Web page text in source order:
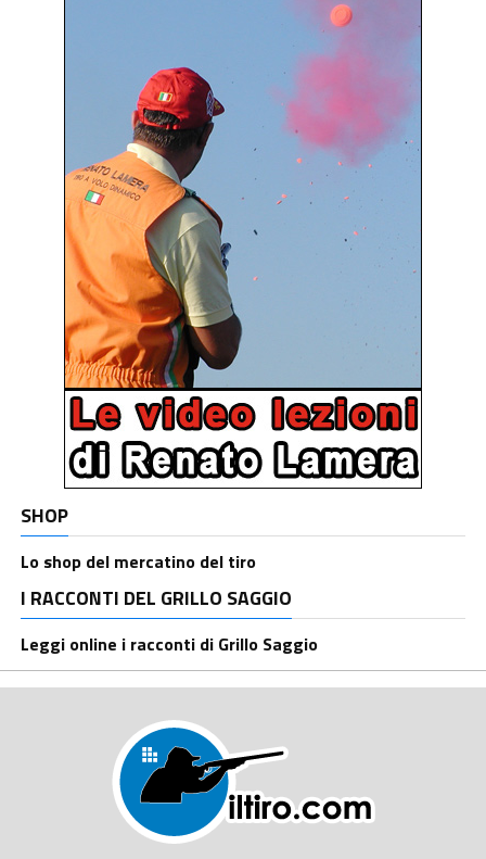
SHOP
Lo shop del mercatino del tiro
I RACCONTI DEL GRILLO SAGGIO
Leggi online i racconti di Grillo Saggio